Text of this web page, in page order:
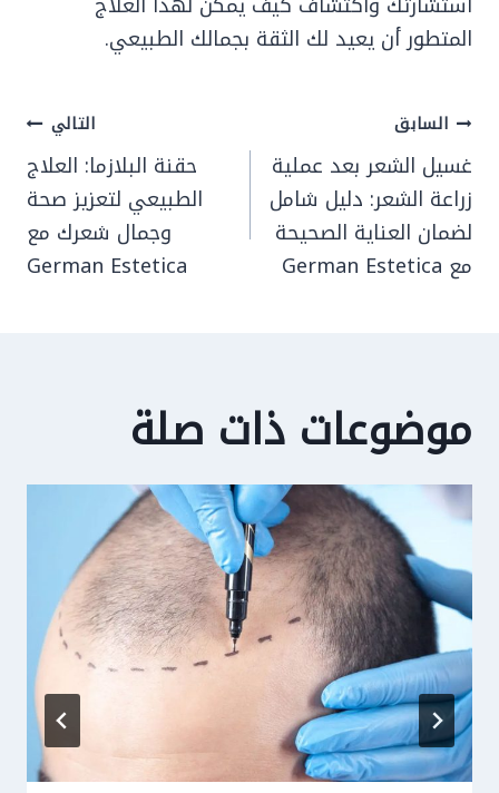
المتطور أن يعيد لك الثقة بجمالك الطبيعي.
تصفّح
المقالات
السابق
غسيل الشعر بعد عملية
زراعة الشعر: دليل شامل
لضمان العناية الصحيحة
مع German Estetica
التالي
حقنة البلازما: العلاج
الطبيعي لتعزيز صحة
وجمال شعرك مع
German Estetica
موضوعات ذات صلة